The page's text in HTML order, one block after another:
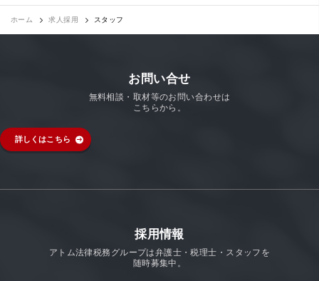
ホーム 求人採用 スタッフ
お問い合せ
無料相談・取材等のお問い合わせは
こちらから。
詳しくはこちら
採用情報
アトム法律税務グループは弁護士・税理士・スタッフを
随時募集中。